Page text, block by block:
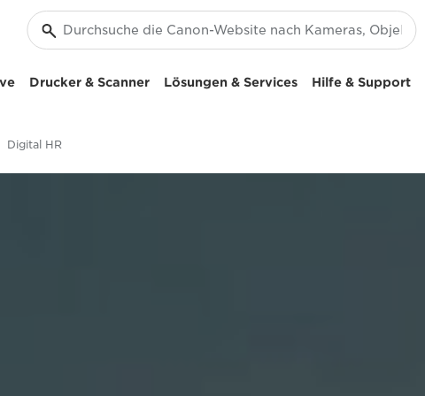
Drucker & Scanner Lösungen & Services Hilfe & Support
Digital HR